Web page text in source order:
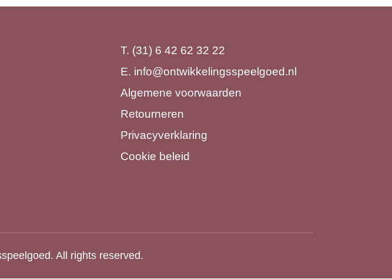
T. (31) 6 42 62 32 22
E. info@ontwikkelingsspeelgoed.nl
Algemene voorwaarden
Retourneren
Privacyverklaring
Cookie beleid
All rights reserved.